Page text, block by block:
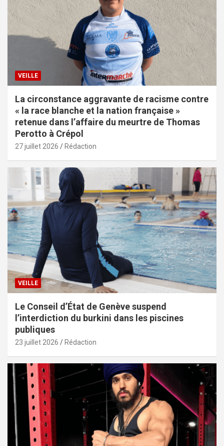
VEILLE
La circonstance aggravante de racisme contre
« la race blanche et la nation française »
retenue dans l’affaire du meurtre de Thomas
Perotto à Crépol
27 juillet 2026 Rédaction
VEILLE
Le Conseil d’État de Genève suspend
l’interdiction du burkini dans les piscines
publiques
23 juillet 2026 Rédaction